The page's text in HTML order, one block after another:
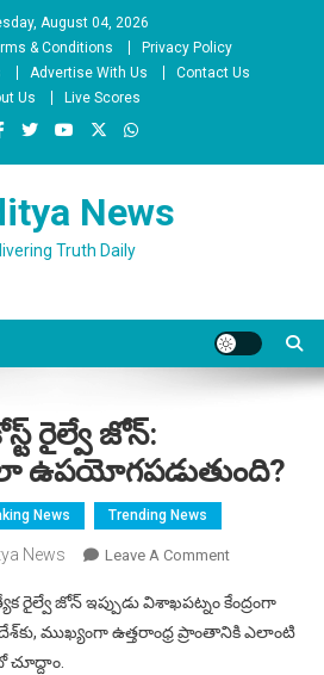
August 04, 2026
& Conditions
Privacy Policy
Advertise With Us
Contact Us
Us
Live Scores
News
Truth Daily
రైల్వే జోన్:
ఎలా ఉపయోగపడుతుంది?
News Trending News
News Leave A CommentOn
సౌత్
కోస్ట్
రైల్వే జోన్ ఇప్పుడు విశాఖపట్నం కేంద్రంగా
ముఖ్యంగా ఉత్తరాంధ్ర ప్రాంతానికి ఎలాంటి